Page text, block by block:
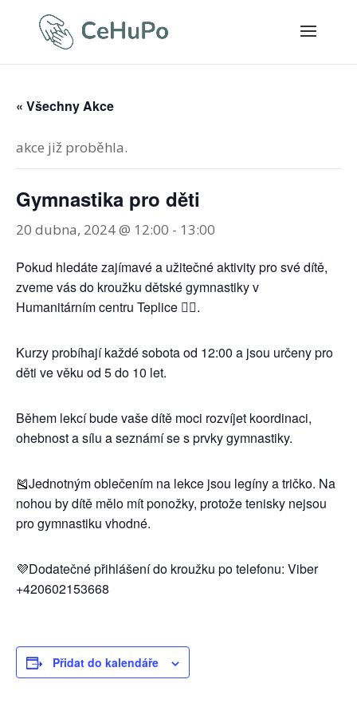
« Všechny Akce
akce již proběhla.
Gymnastika pro děti
20 dubna, 2024 @ 12:00 - 13:00
Pokud hledáte zajímavé a užitečné aktivity pro své dítě,
zveme vás do kroužku dětské gymnastiky v
Humanitárním centru Teplice 🤸‍♀️.
Kurzy probíhají každé sobota od 12:00 a jsou určeny pro
děti ve věku od 5 do 10 let.
Během lekcí bude vaše dítě moci rozvíjet koordinaci,
ohebnost a sílu a seznámí se s prvky gymnastiky.
🎽Jednotným oblečením na lekce jsou legíny a tričko. Na
nohou by dítě mělo mít ponožky, protože tenisky nejsou
pro gymnastiku vhodné.
💜Dodatečné přihlášení do kroužku po telefonu: Viber
+420602153668
Přidat do kalendáře